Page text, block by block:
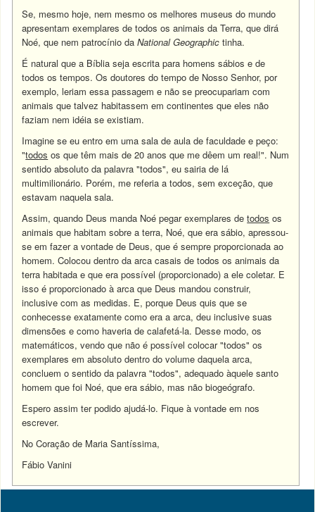
Se, mesmo hoje, nem mesmo os melhores museus do mundo
apresentam exemplares de todos os animais da Terra, que dirá
Noé, que nem patrocínio daNational Geographic tinha.
É natural que a Bíblia seja escrita para homens sábios e de
todos os tempos. Os doutores do tempo de Nosso Senhor, por
exemplo, leriam essa passagem e não se preocupariam com
animais que talvez habitassem em continentes que eles não
faziam nem idéia se existiam.
Imagine se eu entro em uma sala de aula de faculdade e peço:
"todos os que têm mais de 20 anos que me dêem um real!". Num
sentido absoluto da palavra "todos", eu sairia de lá
multimilionário. Porém, me referia a todos, sem exceção, que
estavam naquela sala.
Assim, quando Deus manda Noé pegar exemplares detodos os
animais que habitam sobre a terra, Noé, que era sábio, apressou-
se em fazer a vontade de Deus, que é sempre proporcionada ao
homem. Colocou dentro da arca casais de todos os animais da
terra habitada e que era possível (proporcionado) a ele coletar. E
isso é proporcionado à arca que Deus mandou construir,
inclusive com as medidas. E, porque Deus quis que se
conhecesse exatamente como era a arca, deu inclusive suas
dimensões e como haveria de calafetá-la. Desse modo, os
matemáticos, vendo que não é possível colocar "todos" os
exemplares em absoluto dentro do volume daquela arca,
concluem o sentido da palavra "todos", adequado àquele santo
homem que foi Noé, que era sábio, mas não biogeógrafo.
Espero assim ter podido ajudá-lo. Fique à vontade em nos
escrever.
No Coração de Maria Santíssima,
Fábio Vanini